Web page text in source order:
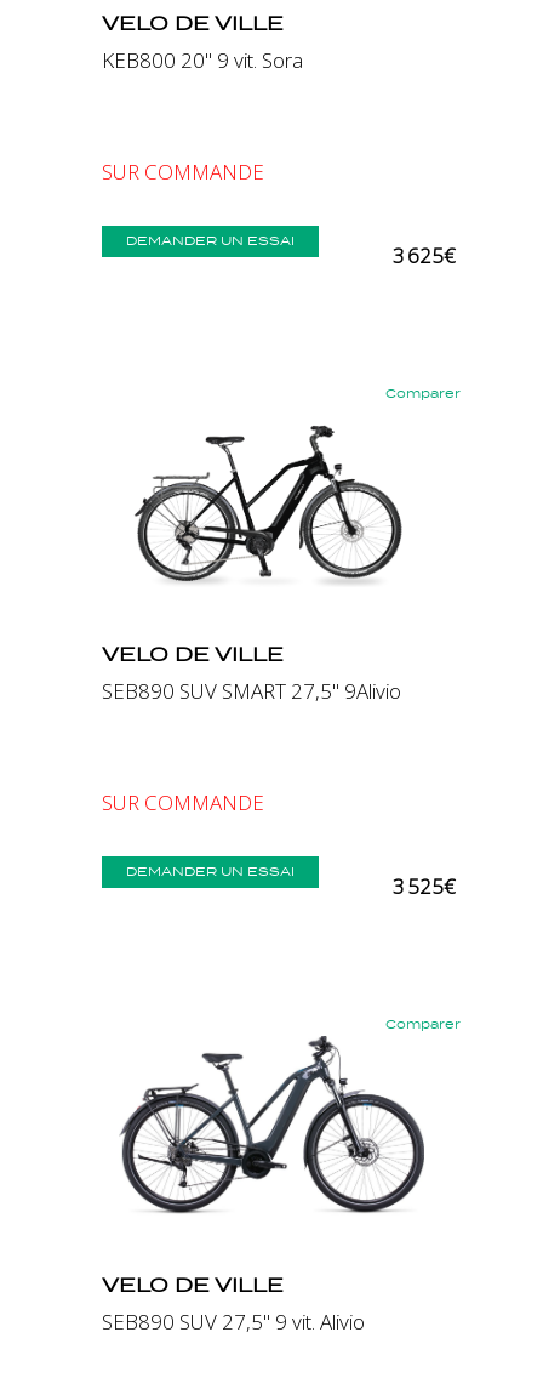
VELO DE VILLE
KEB800 20" 9 vit. Sora
SUR COMMANDE
DEMANDER UN ESSAI
3 625€
Comparer
Précédent
VELO DE VILLE
SEB890 SUV SMART 27,5" 9Alivio
SUR COMMANDE
DEMANDER UN ESSAI
3 525€
Comparer
Précédent
VELO DE VILLE
SEB890 SUV 27,5" 9 vit. Alivio